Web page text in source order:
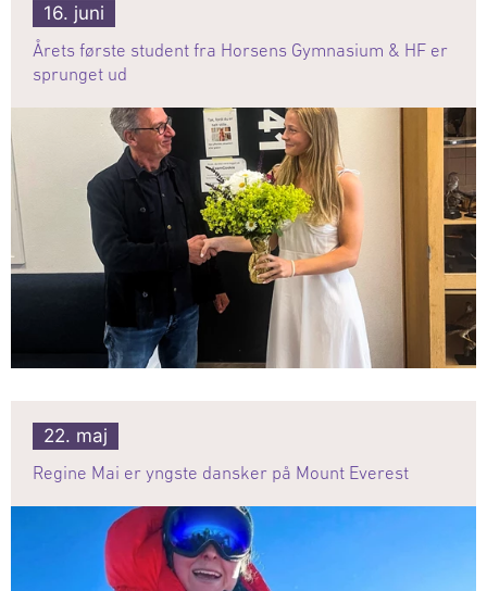
16. juni
Årets første student fra Horsens Gymnasium & HF er
sprunget ud
22. maj
Regine Mai er yngste dansker på Mount Everest